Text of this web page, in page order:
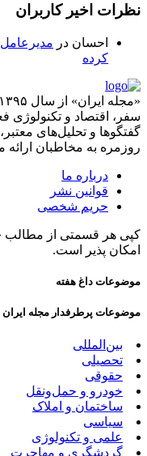
نظرات اخیر کاربران
احسان در
کرده
سفر، اقتصاد و تکنولوژی
گفتگوها و تحلیل‌های
روزمره به مخاطبان ارائه
درباره ما
قوانین نشر
حریم شخصی
کپی هر قسمتی از مطالب
امکان پذیر است.
موضوعات داغ هفته
موضوعات پرطرفدار مجله ایران
بین‌المللی
تحصیلی
حقوقی
خودرو و حمل‌و‌نقل
ساختمان و املاک
سیاسی
علمی و تکنولوژی
گردشگری و مهاجرت